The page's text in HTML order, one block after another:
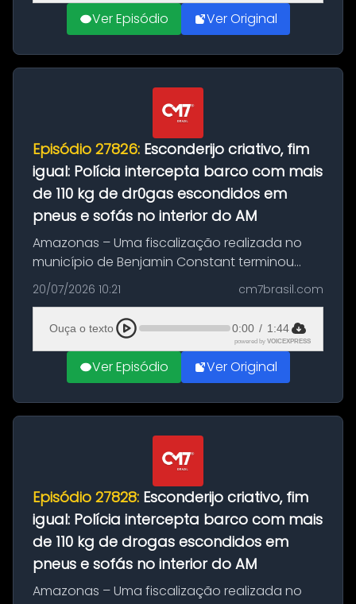
Ver Episódio Ver Original
Episódio 27826: Esconderijo criativo, fim
igual: Polícia intercepta barco com mais
de 110 kg de dr0gas escondidos em
pneus e sofás no interior do AM
Amazonas – Uma fiscalização realizada no
município de Benjamin Constant terminou
com a apreensão de aproximadamente 115
quilos de entorpecentes em uma
embarcação atracada no porto da cidade. O
materia...
20/07/2026 10:21 cm7brasil.com
Ouça o texto 0:00 / 1:44
powered by VOICEXPRESS
Ver Episódio Ver Original
Episódio 27828: Esconderijo criativo, fim
igual: Polícia intercepta barco com mais
de 110 kg de drogas escondidos em
pneus e sofás no interior do AM
Amazonas – Uma fiscalização realizada no